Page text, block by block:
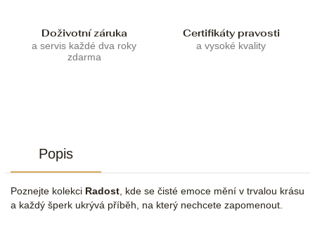
Doživotní záruka
a servis každé dva roky
zdarma
Certifikáty pravosti
a vysoké kvality
Popis
Poznejte kolekci Radost , kde se čisté emoce mění v trvalou krásu
a každý šperk ukrývá příběh, na který nechcete zapomenout.